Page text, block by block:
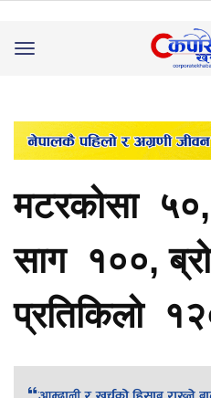
Toggle
मटरकोसा
साग १००,
प्रतिकिलो